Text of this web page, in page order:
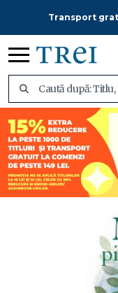
Transport